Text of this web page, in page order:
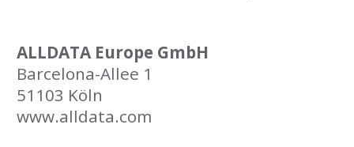
ALLDATA Europe GmbH
Barcelona-Allee 1
51103 Köln
www.alldata.com